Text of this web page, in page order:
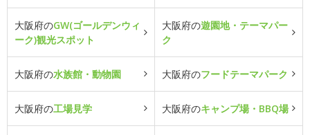
大阪府のGW(ゴールデンウィ
ーク)観光スポット
大阪府の遊園地・テーマパー
ク
大阪府の水族館・動物園 大阪府のフードテーマパーク
大阪府の工場見学 大阪府のキャンプ場・BBQ場